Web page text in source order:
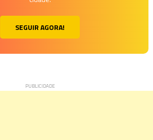
SEGUIR AGORA!